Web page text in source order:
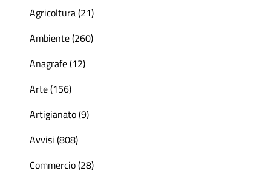
Agricoltura (21)
Ambiente (260)
Anagrafe (12)
Arte (156)
Artigianato (9)
Avvisi (808)
Commercio (28)